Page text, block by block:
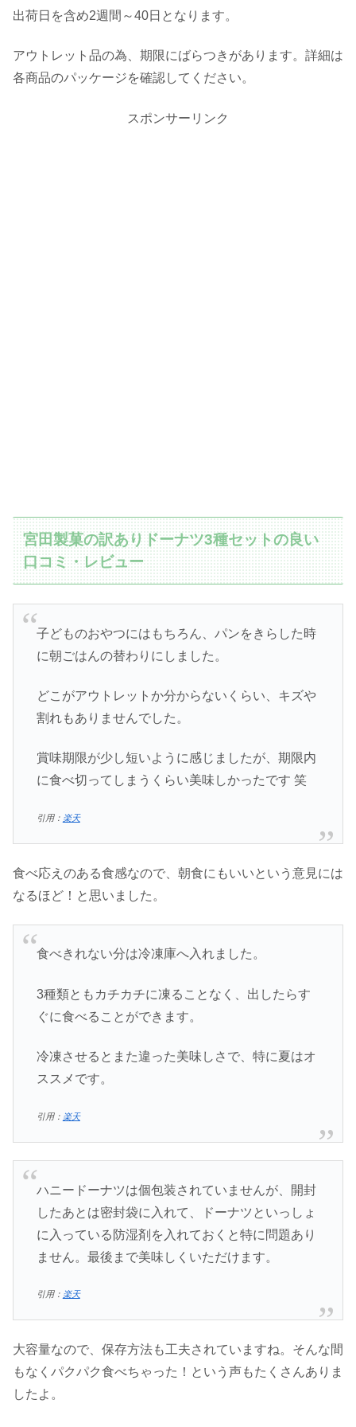
出荷日を含め2週間～40日となります。
アウトレット品の為、期限にばらつきがあります。詳細は
各商品のパッケージを確認してください。
スポンサーリンク
宮田製菓の訳ありドーナツ3種セットの良い
口コミ・レビュー
子どものおやつにはもちろん、パンをきらした時
に朝ごはんの替わりにしました。
どこがアウトレットか分からないくらい、キズや
割れもありませんでした。
賞味期限が少し短いように感じましたが、期限内
に食べ切ってしまうくらい美味しかったです 笑
引用： 楽天
食べ応えのある食感なので、朝食にもいいという意見には
なるほど！と思いました。
食べきれない分は冷凍庫へ入れました。
3種類ともカチカチに凍ることなく、出したらす
ぐに食べることができます。
冷凍させるとまた違った美味しさで、特に夏はオ
ススメです。
引用： 楽天
ハニードーナツは個包装されていませんが、開封
したあとは密封袋に入れて、ドーナツといっしょ
に入っている防湿剤を入れておくと特に問題あり
ません。最後まで美味しくいただけます。
引用： 楽天
大容量なので、保存方法も工夫されていますね。そんな間
もなくパクパク食べちゃった！という声もたくさんありま
したよ。